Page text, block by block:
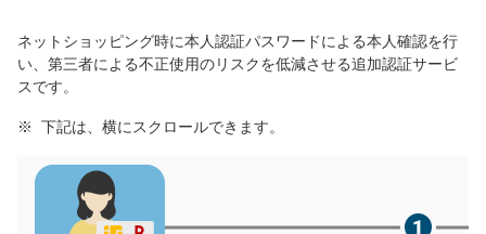
ネットショッピング時に本人認証パスワードによる本人確認を行
い、第三者による不正使用のリスクを低減させる追加認証サービ
スです。
下記は、横にスクロールできます。